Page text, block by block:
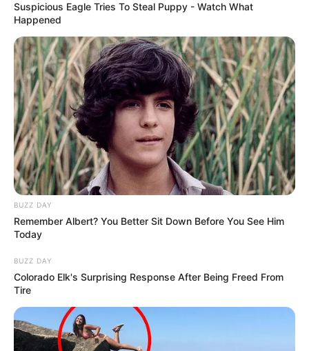
Suspicious Eagle Tries To Steal Puppy - Watch What
Happened
BUZZ DAY
Remember Albert? You Better Sit Down Before You See Him
Today
BUZZ DAY
Colorado Elk's Surprising Response After Being Freed From
Tire